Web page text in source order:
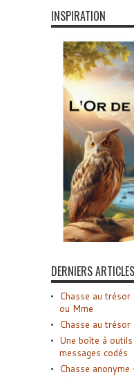
INSPIRATION
DERNIERS ARTICLES
Chasse au
ou Mme
Chasse au
Une boîte à
messages codés
Chasse